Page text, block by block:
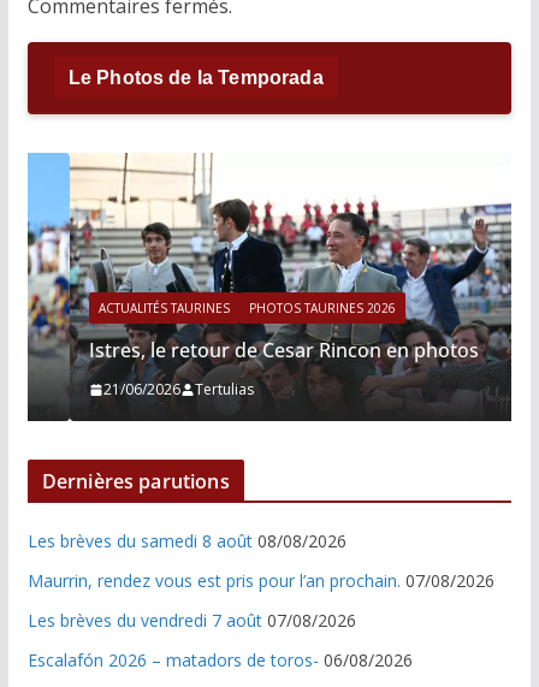
Commentaires fermés.
Le Photos de la Temporada
ACTUALITÉS TAURINES PHOTOS TAURINES 2026
Istres, le retour de Cesar Rincon en photos
21/06/2026 Tertulias
Dernières parutions
Les brèves du samedi 8 août 08/08/2026
Maurrin, rendez vous est pris pour l’an prochain. 07/08/2026
Les brèves du vendredi 7 août 07/08/2026
Escalafón 2026 – matadors de toros- 06/08/2026